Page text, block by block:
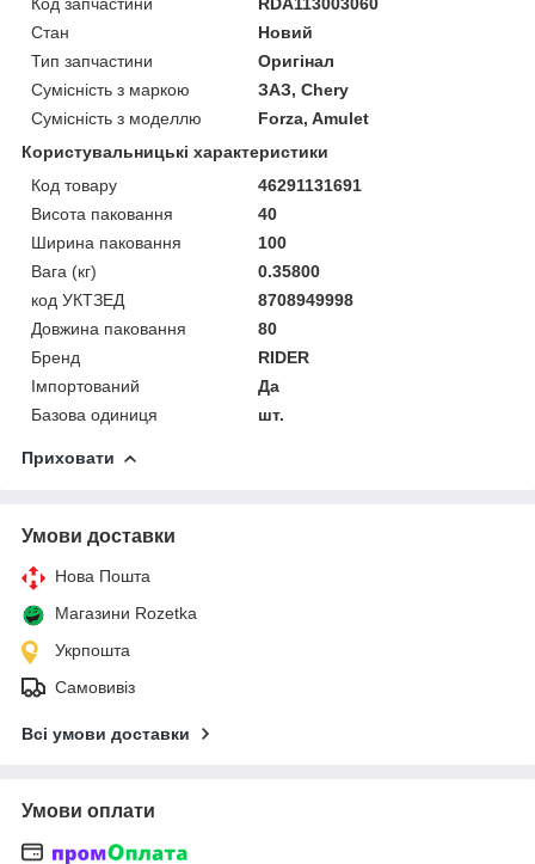
Стан
Новий
Тип запчастини
Оригінал
Сумісність з маркою
ЗАЗ, Chery
Сумісність з моделлю
Forza, Amulet
Користувальницькі характеристики
Код товару
46291131691
Висота паковання
40
Ширина паковання
100
Вага (кг)
0.35800
код УКТЗЕД
8708949998
Довжина паковання
80
Бренд
RIDER
Імпортований
Да
Базова одиниця
шт.
Приховати
Умови доставки
Нова Пошта
Магазини Rozetka
Укрпошта
Самовивіз
Всі умови доставки
Умови оплати